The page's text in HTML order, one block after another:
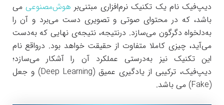
دیپ‌فیک نام یک تکنیک نرم‌افزاری مبتنی‌بر هوش‌مصنوعی می
باشد، که در محتوای صوتی و تصویری دست می‌برد و آن‌ را
به‌دلخواه دگرگون می‌سازد. درنتیجه، نتیجه‌ی نهایی که به‌دست
می‌آید، چیزی کاملا متفاوت از حقیقت خواهد بود. درواقع نام
این تکنیک نیز به‌درستی عملکرد آن را آشکار می‌سازد؛
دیپ‌فیک، ترکیبی از یادگیری عمیق (Deep Learning) و جعل
(Fake) می باشد.